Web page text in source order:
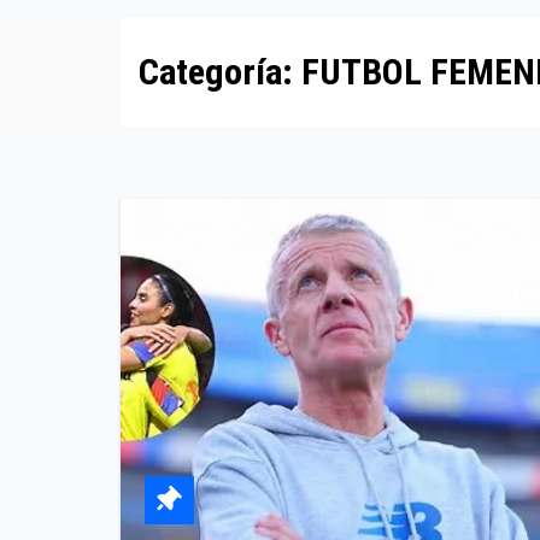
Categoría: FUTBOL